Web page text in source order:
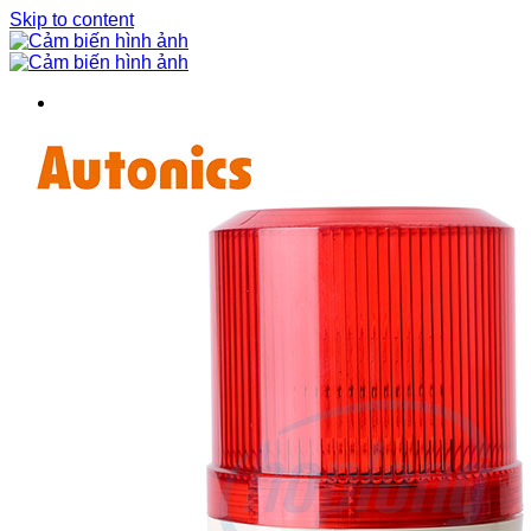
Skip to content
BIẾN TẦN
BỘ NGUỒN DC
CẢM BIẾN
Bộ điều khiển cảm biến
Bộ mã hóa vòng quay / Encoder
Cảm biến áp suất
Cảm biến hình ảnh
Cảm biến quang
Cảm biến sợi quang
Cảm biến tiệm cận
CHUYỂN MẠCH / NÚT NHẤN
Cần gạt 2-4 hướng
Chuyển mạch có khóa
Chuyển mạch khác
Công tắc dừng khẩn